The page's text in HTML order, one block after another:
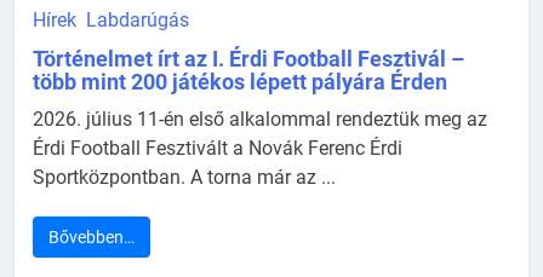
Hírek Labdarúgás
Történelmet írt az I. Érdi Football Fesztivál –
több mint 200 játékos lépett pályára Érden
2026. július 11-én első alkalommal rendeztük meg az
Érdi Football Fesztivált a Novák Ferenc Érdi
Sportközpontban. A torna már az ...
Bővebben…